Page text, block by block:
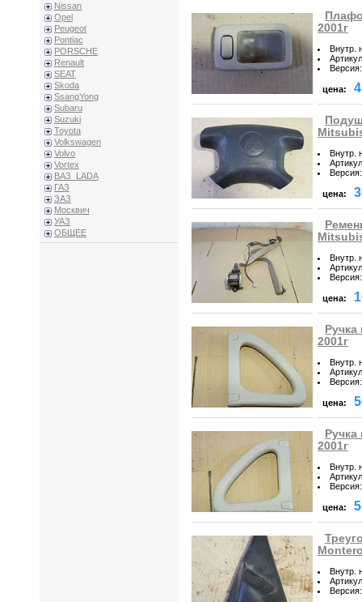
Nissan
Opel
Peugeot
Pontiac
PORSCHE
Renault
SEAT
Skoda
SsangYong
Subaru
Suzuki
Toyota
Volkswagen
Volvo
Vortex
ВАЗ_LADA
ГАЗ
ЗАЗ
Москвич
УАЗ
ОБЩЕЕ
2001г
Внутр.
Артикул
Версия:
цена:
Внутр.
Артикул
Версия:
цена:
Внутр.
Артикул
Версия:
цена:
2001г
Внутр.
Артикул
Версия:
цена:
2001г
Внутр.
Артикул
Версия:
цена:
Внутр.
Артикул
Версия: